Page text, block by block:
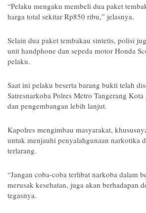
“Pelaku mengaku membeli dua paket
harga total sekitar Rp850 ribu,” jelasnya.
Selain dua paket tembakau sintetis, polisi
unit handphone dan sepeda motor Honda
pelaku.
Saat ini pelaku beserta barang bukti telah
Satresnarkoba Polres Metro Tangerang
dan pengembangan lebih lanjut.
Kapolres mengimbau masyarakat,
untuk menjauhi penyalahgunaan narkotika
terlarang.
“Jangan coba-coba terlibat narkoba dalam
merusak kesehatan, juga akan berhadapan
tegasnya.